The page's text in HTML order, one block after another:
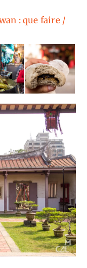
: que faire /